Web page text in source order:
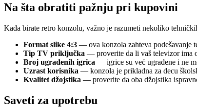
Na šta obratiti pažnju pri kupovini
Kada birate retro konzolu, važno je razumeti nekoliko
Format slike 4:3 — ova konzola zahteva podešavanje
Tip TV priključka — proverite da li vaš televizor ima
Broj ugrađenih igrica — igrice su već ugrađene i ne
Uzrast korisnika — konzola je prikladna za decu
Kvalitet džojstika — proverite da oba džojstika
Saveti za upotrebu